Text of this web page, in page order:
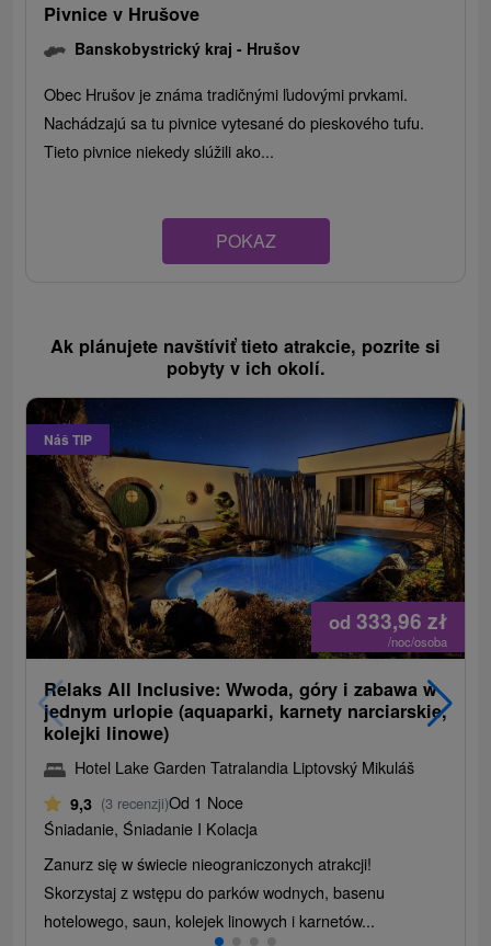
Pivnice v Hrušove
Banskobystrický kraj - Hrušov
Obec Hrušov je známa tradičnými ľudovými prvkami.
Nachádzajú sa tu pivnice vytesané do pieskového tufu.
Tieto pivnice niekedy slúžili ako...
POKAZ
Ak plánujete navštíviť tieto atrakcie, pozrite si
pobyty v ich okolí.
Náš TIP
od 333,96zł
/noc/osoba
Relaks All Inclusive: Wwoda, góry i zabawa w
jednym urlopie (aquaparki, karnety narciarskie,
kolejki linowe)
Hotel Lake Garden Tatralandia Liptovský Mikuláš
9,3 (3 recenzji)Od 1 Noce
Śniadanie, Śniadanie I Kolacja
Zanurz się w świecie nieograniczonych atrakcji!
Skorzystaj z wstępu do parków wodnych, basenu
hotelowego, saun, kolejek linowych i karnetów...